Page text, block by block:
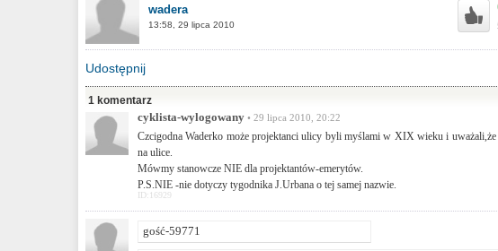
wadera
13:58, 29 lipca 2010
Udostępnij
1 komentarz
cyklista-wylogowany • 29 lipca 2010, 20:22
Czcigodna Waderko może projektanci ulicy byli myślami w XIX wieku i
na ulice.
Mówmy stanowcze NIE dla projektantów-emerytów.
P.S.NIE -nie dotyczy tygodnika J.Urbana o tej samej nazwie.
ID:16929